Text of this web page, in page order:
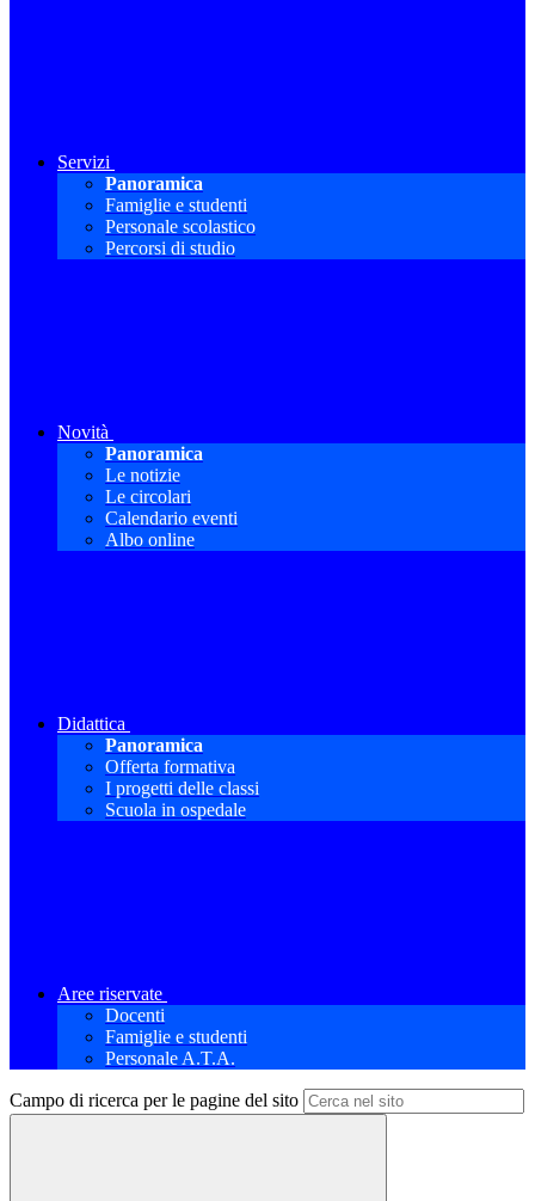
Servizi
Panoramica
Famiglie e studenti
Personale scolastico
Percorsi di studio
Novità
Panoramica
Le notizie
Le circolari
Calendario eventi
Albo online
Didattica
Panoramica
Offerta formativa
I progetti delle classi
Scuola in ospedale
Aree riservate
Docenti
Famiglie e studenti
Personale A.T.A.
Campo di ricerca per le pagine del sito